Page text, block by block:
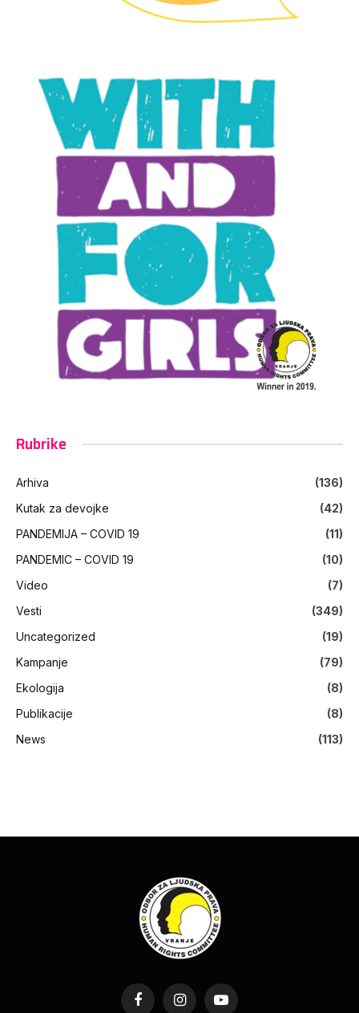
Rubrike
Arhiva
(136)
Kutak za devojke
(42)
PANDEMIJA – COVID 19
(11)
PANDEMIC – COVID 19
(10)
Video
(7)
Vesti
(349)
Uncategorized
(19)
Kampanje
(79)
Ekologija
(8)
Publikacije
(8)
News
(113)
FacebookInstagramYouTube